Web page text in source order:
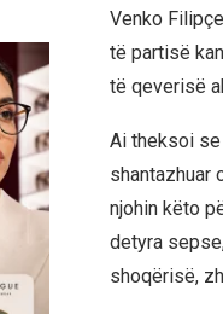
Venko
të partisë
të qeverisë
Ai theksoi se
shantazhuar
njohin këto
detyra
shoqërisë,